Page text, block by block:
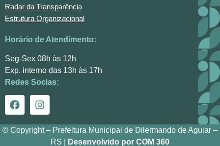
Radar da Transparência
Estrutura Organizacional
Horário de Atendimento:
Seg-Sex 08h às 12h
Exp. interno das 13h às 17h
Redes Socias:
© Copyright – Prefeitura Municipal de Dilermando de Aguiar –
RS |
Desenvolvido por COM 360